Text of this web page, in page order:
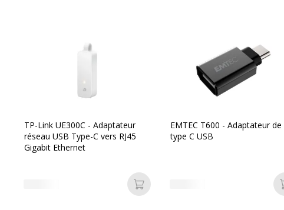
TP-Link UE300C - Adaptateur
réseau USB Type-C vers RJ45
Gigabit Ethernet
Ajouter au panier
EMTEC T600 - Adaptateur de
type C USB